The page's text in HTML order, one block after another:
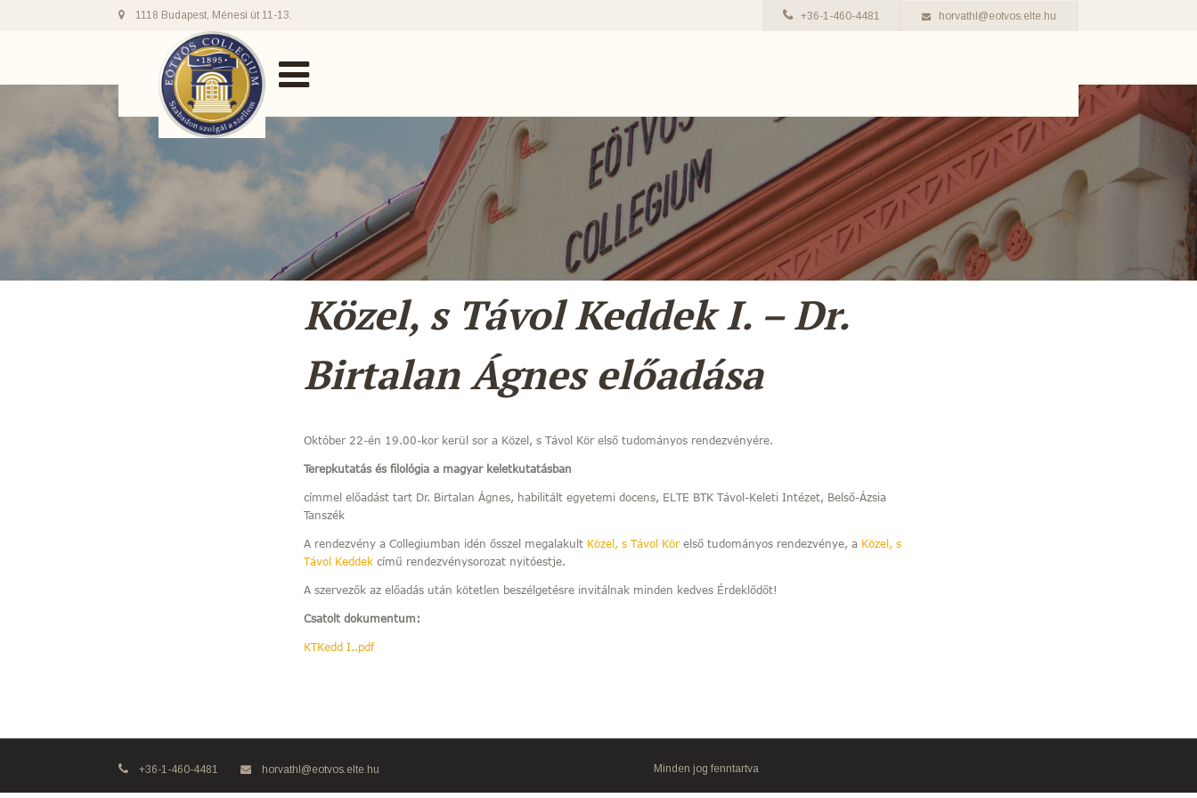
1118 Budapest, Ménesi út 11-13. +36-1-460-4481 horvathl@eotvos.elte.hu
Közel, s Távol Keddek I. – Dr.
Birtalan Ágnes előadása
Október 22-én 19.00-kor kerül sor a Közel, s Távol Kör első tudományos rendezvényére.
Terepkutatás és filológia a magyar keletkutatásban
címmel előadást tart Dr. Birtalan Ágnes, habilitált egyetemi docens, ELTE BTK Távol-Keleti Intézet, Belső-Ázsia
Tanszék
A rendezvény a Collegiumban idén ősszel megalakult Közel, s Távol Körelső tudományos rendezvénye, a Közel, s
Távol Keddekcímű rendezvénysorozat nyitóestje.
A szervezők az előadás után kötetlen beszélgetésre invitálnak minden kedves Érdeklődőt!
Csatolt dokumentum:
KTKedd I..pdf
+36-1-460-4481 horvathl@eotvos.elte.hu Minden jog fenntartva